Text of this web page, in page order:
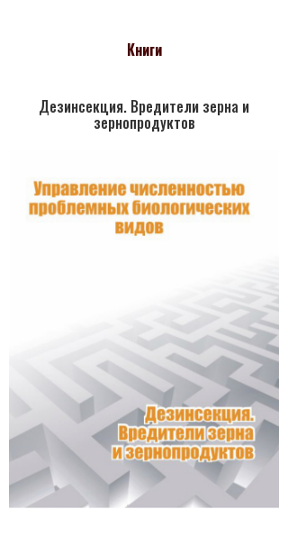
Книги
Дезинсекция. Вредители зерна и
зернопродуктов